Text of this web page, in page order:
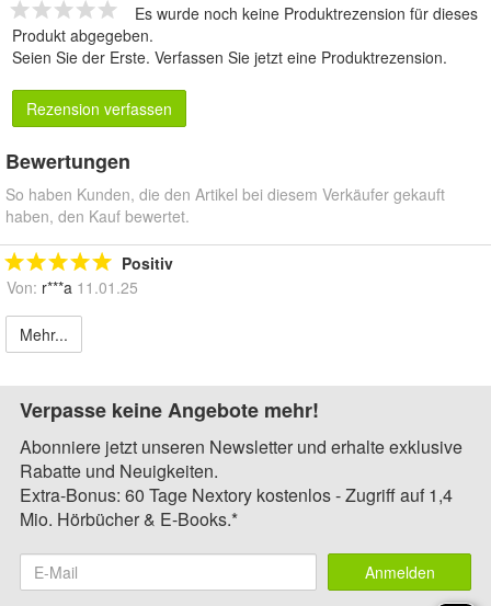
Es wurde noch keine Produktrezension für dieses
Produkt abgegeben.
Seien Sie der Erste. Verfassen Sie jetzt eine Produktrezension.
Rezension verfassen
Bewertungen
So haben Kunden, die den Artikel bei diesem Verkäufer gekauft
haben, den Kauf bewertet.
Positiv
Von: r***a 11.01.25
Mehr...
Verpasse keine Angebote mehr!
Abonniere jetzt unseren Newsletter und erhalte exklusive
Rabatte und Neuigkeiten.
Extra-Bonus: 60 Tage Nextory kostenlos - Zugriff auf 1,4
Mio. Hörbücher & E-Books.*
Anmelden